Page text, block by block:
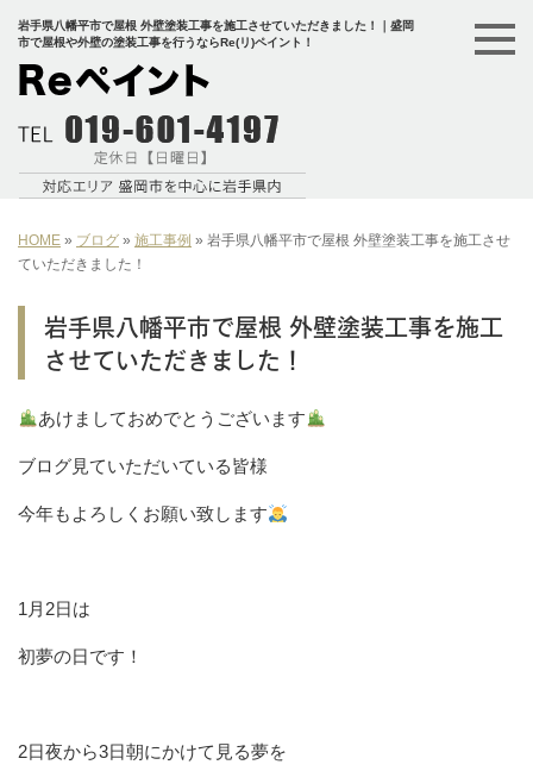
岩手県八幡平市で屋根 外壁塗装工事を施工させていただきました！｜盛岡
市で屋根や外壁の塗装工事を行うならRe(リ)ペイント！
HOME » ブログ » 施工事例 » 岩手県八幡平市で屋根 外壁塗装工事を施工させ
ていただきました！
岩手県八幡平市で屋根 外壁塗装工事を施工
させていただきました！
あけましておめでとうございます
ブログ見ていただいている皆様
今年もよろしくお願い致します‍
1月2日は
初夢の日です！
2日夜から3日朝にかけて見る夢を